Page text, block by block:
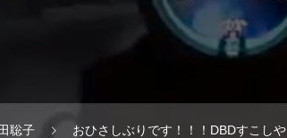
聡子 おひさしぶりです！！！DBDすこし